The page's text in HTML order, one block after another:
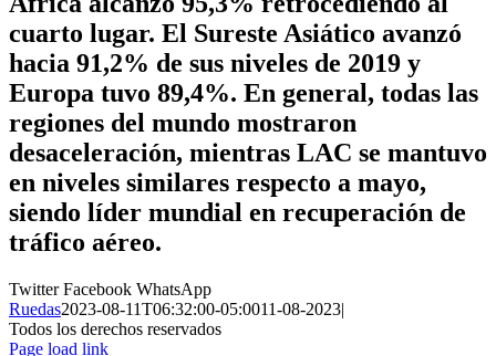
cuarto lugar. El Sureste Asiático avanzó
hacia 91,2% de sus niveles de 2019 y
Europa tuvo 89,4%. En general, todas las
regiones del mundo mostraron
desaceleración, mientras LAC se mantuvo
en niveles similares respecto a mayo,
siendo líder mundial en recuperación de
tráfico aéreo.
TwitterFacebook WhatsApp
Ruedas2023-08-11T06:32:00-05:0011-08-2023|
Todos los derechos reservados
Page load link